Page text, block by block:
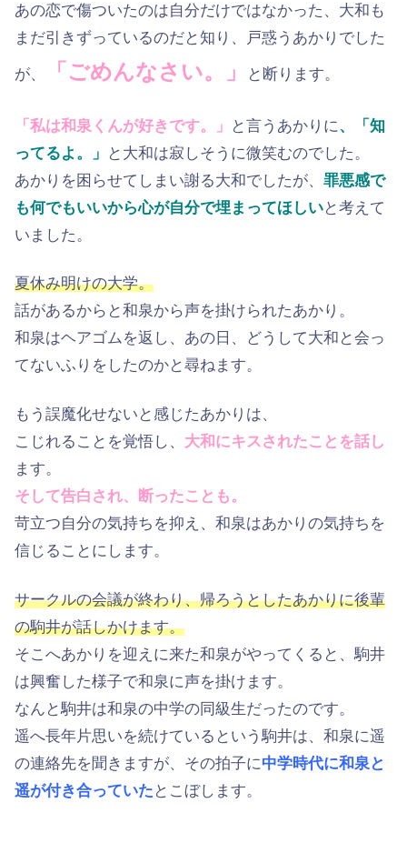
あの恋で傷ついたのは自分だけではなかった、大和も
まだ引きずっているのだと知り、戸惑うあかりでした
が、 「ごめんなさい。」 と断ります。
「私は和泉くんが好きです。」 と言うあかりに、「知
ってるよ。」
と大和は寂しそうに微笑むのでした。
あかりを困らせてしまい謝る大和でしたが、 罪悪感で
も何でもいいから心が自分で埋まってほしいと考えて
いました。
夏休み明けの大学。
話があるからと和泉から声を掛けられたあかり。
和泉はヘアゴムを返し、あの日、どうして大和と会っ
てないふりをしたのかと尋ねます。
もう誤魔化せないと感じたあかりは、
こじれることを覚悟し、 大和にキスされたことを話し
ます。
そして告白され、断ったことも。
苛立つ自分の気持ちを抑え、和泉はあかりの気持ちを
信じることにします。
サークルの会議が終わり、帰ろうとしたあかりに後輩
の駒井が話しかけます。
そこへあかりを迎えに来た和泉がやってくると、駒井
は興奮した様子で和泉に声を掛けます。
なんと駒井は和泉の中学の同級生だったのです。
遥へ長年片思いを続けているという駒井は、和泉に遥
の連絡先を聞きますが、その拍子に中学時代に和泉と
遥が付き合っていた とこぼします。